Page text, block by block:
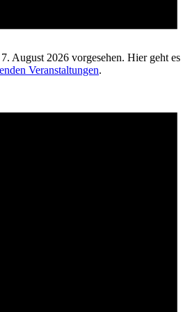
August 2026 vorgesehen. Hier geht es
Veranstaltungen.